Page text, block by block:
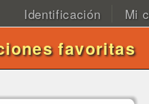
Identificación Mi
favoritas